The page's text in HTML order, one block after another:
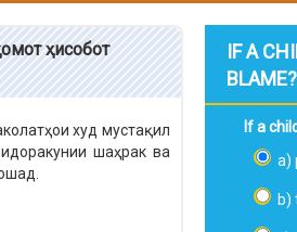
ҳисобот
худ мустақил
шаҳрак ва
IF A
BLAME?
If a
a)
b)